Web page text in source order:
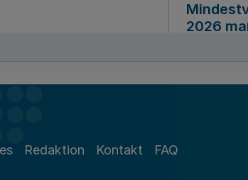
2026
Redaktion Kontakt FAQ